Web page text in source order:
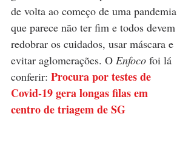
de volta ao começo de uma pandemia
que parece não ter fim e todos devem
redobrar os cuidados, usar máscara e
evitar aglomerações. O Enfoco foi lá
conferir: Procura por testes de
Covid-19 gera longas filas em
centro de triagem de SG